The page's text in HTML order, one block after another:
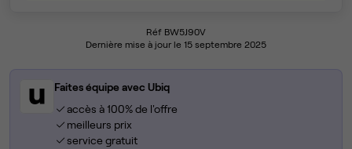
Réf BW5J90V
Dernière mise à jour le 15 septembre 2025
Faites équipe avec Ubiq
accès à 100% de l'offre
meilleurs prix
service gratuit